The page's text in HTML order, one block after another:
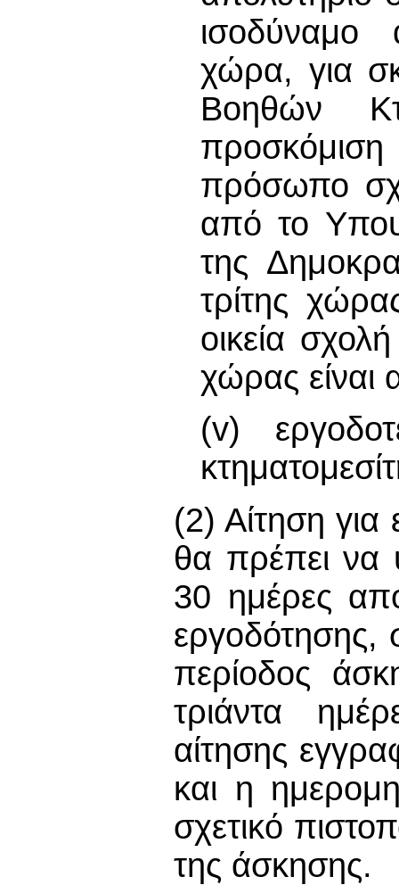
ισοδύναμο
χώρα, για
Βοηθών
πρόσωπο
από το
της
τρίτης
οικεία
χώρας
(v)
(2) Αίτηση
θα πρέπει να
30 ημέρες
εργοδότησης,
περίοδος
τριάντα
αίτησης
και η
σχετικό
της άσκησης.